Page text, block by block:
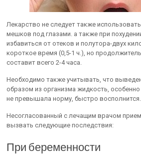
Лекарство не следует также
мешков под глазами. а также при
избавиться от отеков и полутора-двух
короткое время (0,5-1 ч.), но
составит всего 2-4 часа.
Необходимо также учитывать, что
образом из организма жидкость, особенно
не превышала норму, быстро восполнится.
Несогласованный с лечащим врачом
вызвать следующие последствия:
При беременности